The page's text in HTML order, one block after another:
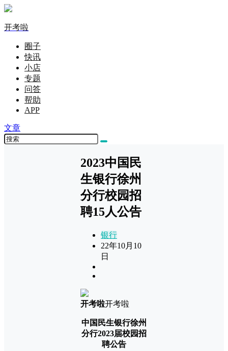
开考啦
圈子
快讯
小店
专题
问答
帮助
APP
文章
2023中国民
生银行徐州
分行校园招
聘15人公告
银行
22年10月10
日
开考啦开考啦
中国民生银行徐州
分行2023届校园招
聘公告